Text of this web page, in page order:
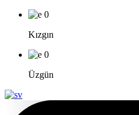
0
Kızgın
0
Üzgün